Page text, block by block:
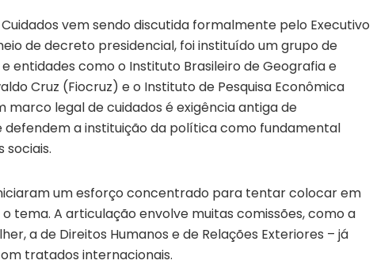
vem sendo discutida formalmente pelo Executivo
de decreto presidencial, foi instituído um grupo de
entidades como o Instituto Brasileiro de Geografia e
Cruz (Fiocruz) e o Instituto de Pesquisa Econômica
legal de cuidados é exigência antiga de
defendem a instituição da política como fundamental
sociais.
um esforço concentrado para tentar colocar em
tema. A articulação envolve muitas comissões, como a
a de Direitos Humanos e de Relações Exteriores – já
tratados internacionais.